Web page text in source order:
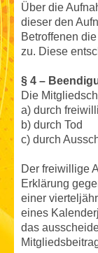
Über die
dieser den
Betroffenen
zu. Diese
§ 4 –
Die
a) durch
b) durch Tod
c) durch
Der freiwillige
Erklärung
einer
eines
das